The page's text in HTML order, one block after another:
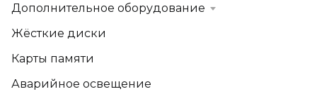
Дополнительное оборудование
Жёсткие диски
Карты памяти
Аварийное освещение